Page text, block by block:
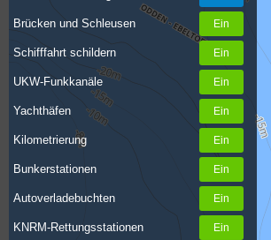
Brücken und Schleusen
Schifffahrt schildern
UKW-Funkkanäle
Yachthäfen
Kilometrierung
Bunkerstationen
Autoverladebuchten
KNRM-Rettungsstationen